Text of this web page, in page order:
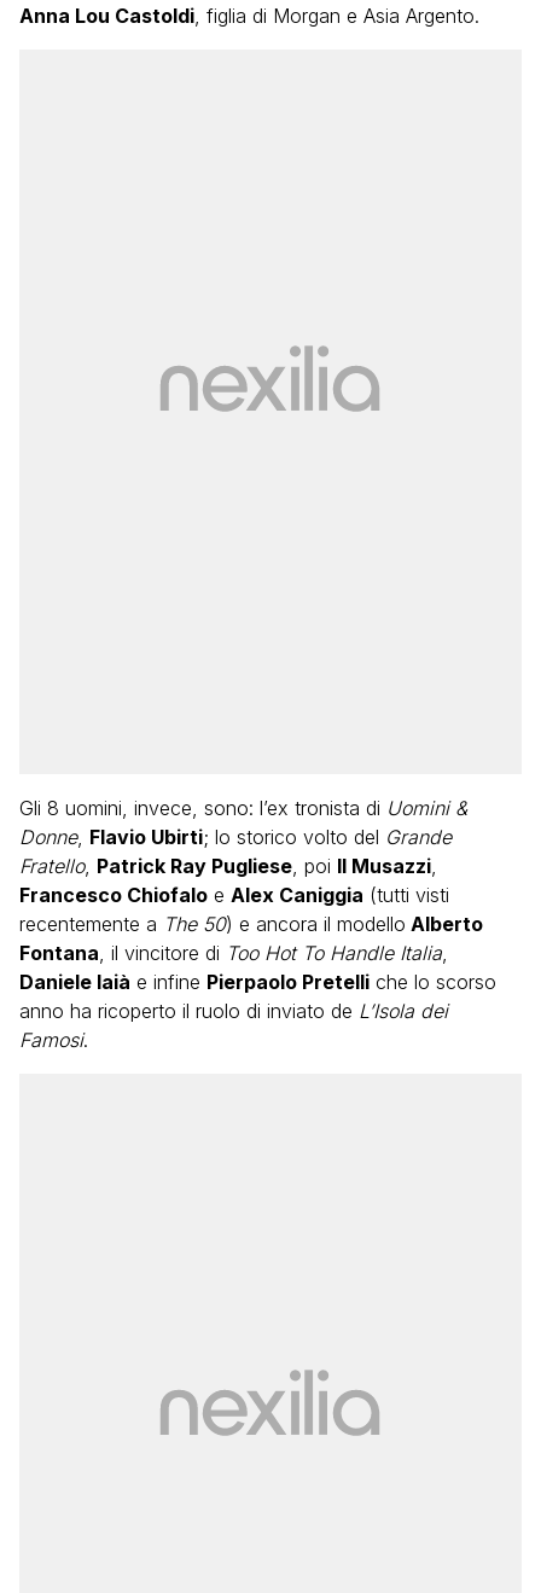
Anna Lou Castoldi, figlia di Morgan e Asia Argento.
Gli 8 uomini, invece, sono: l’ex tronista di Uomini &
Donne, Flavio Ubirti; lo storico volto del Grande
Fratello, Patrick Ray Pugliese, poi Il Musazzi,
Francesco Chiofalo e Alex Caniggia (tutti visti
recentemente a The 50) e ancora il modello Alberto
Fontana, il vincitore di Too Hot To Handle Italia,
Daniele Iaià e infine Pierpaolo Pretelli che lo scorso
anno ha ricoperto il ruolo di inviato de L’Isola dei
Famosi.